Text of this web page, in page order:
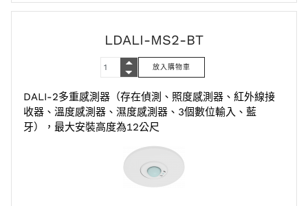
LDALI-MS2-BT
DALI-2多重感測器（存在偵測、照度感測器、紅外線接
收器、溫度感測器、濕度感測器、3個數位輸入、藍
牙），最大安裝高度為12公尺